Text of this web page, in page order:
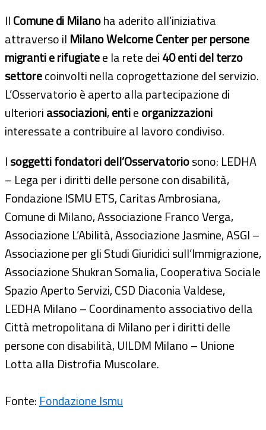
IlComune di Milanoha aderito all’iniziativa
attraverso il Milano Welcome Center per persone
migranti e rifugiatee la rete dei40 enti del terzo
settorecoinvolti nella coprogettazione del servizio.
L’Osservatorio è aperto alla partecipazione di
ulterioriassociazioni,entieorganizzazioni
interessate a contribuire al lavoro condiviso.
Isoggetti fondatori dell’Osservatoriosono: LEDHA
– Lega per i diritti delle persone con disabilità,
Fondazione ISMU ETS, Caritas Ambrosiana,
Comune di Milano, Associazione Franco Verga,
Associazione L’Abilità, Associazione Jasmine, ASGI –
Associazione per gli Studi Giuridici sull’Immigrazione,
Associazione Shukran Somalia, Cooperativa Sociale
Spazio Aperto Servizi, CSD Diaconia Valdese,
LEDHA Milano – Coordinamento associativo della
Città metropolitana di Milano per i diritti delle
persone con disabilità, UILDM Milano – Unione
Lotta alla Distrofia Muscolare.
Fonte: Fondazione Ismu